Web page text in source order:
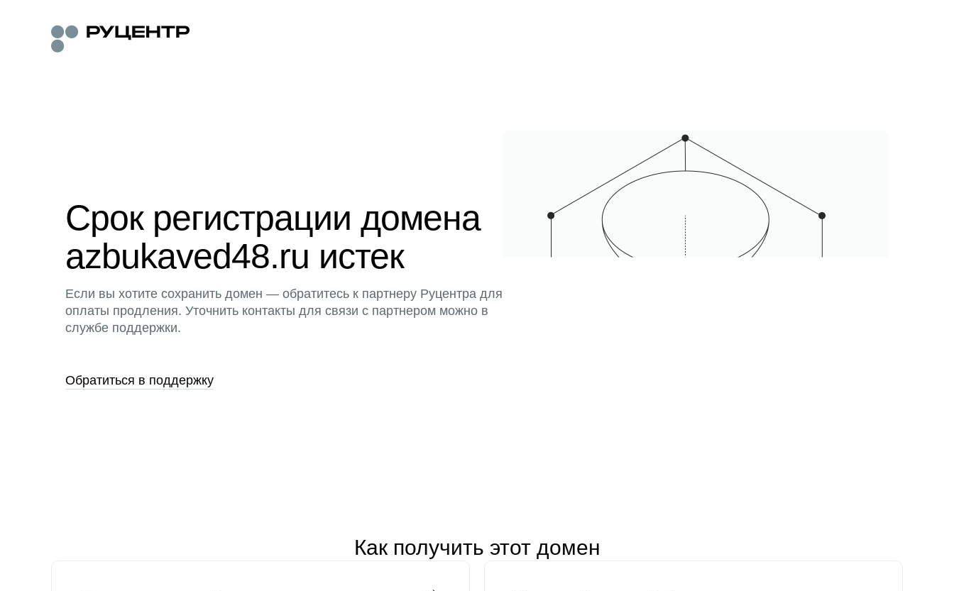
Срок регистрации домена
azbukaved48.ru истек
Если вы хотите сохранить домен — обратитесь к партнеру Руцентра для
оплаты продления. Уточнить контакты для связи с партнером можно в
службе поддержки.
Обратиться в поддержку
Как получить этот домен